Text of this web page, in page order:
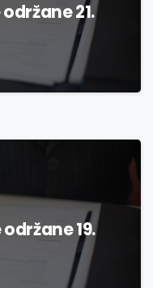
21.
19.